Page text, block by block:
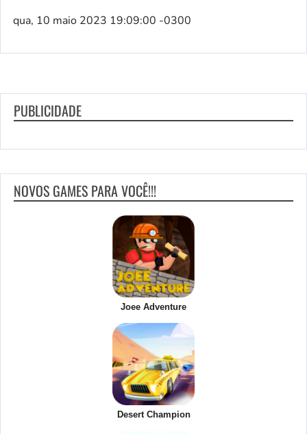
qua, 10 maio 2023 19:09:00 -0300
PUBLICIDADE
NOVOS GAMES PARA VOCÊ!!!
Joee Adventure
Desert Champion